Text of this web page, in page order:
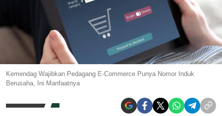
Kemendag Wajibkan Pedagang E-Commerce Punya Nomor Induk
Berusaha, Ini Manfaatnya